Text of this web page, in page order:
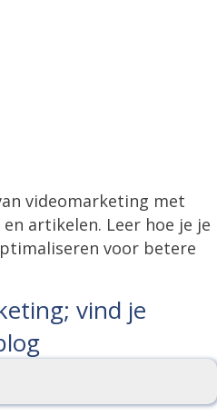
videomarketing met
artikelen. Leer hoe je je
voor betere
vind je